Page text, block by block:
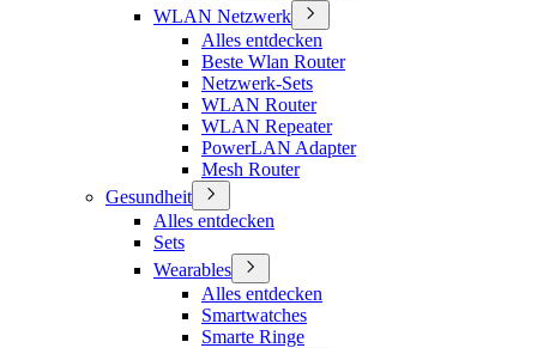
WLAN Netzwerk
Alles entdecken
Beste Wlan Router
Netzwerk-Sets
WLAN Router
WLAN Repeater
PowerLAN Adapter
Mesh Router
Gesundheit
Alles entdecken
Sets
Wearables
Alles entdecken
Smartwatches
Smarte Ringe